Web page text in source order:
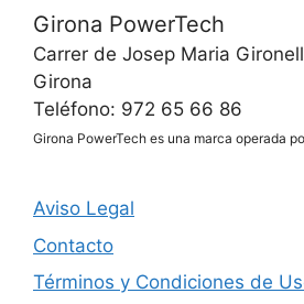
Girona PowerTech
Carrer de Josep Maria
Girona
Teléfono: 972 65 66 86
Girona PowerTech es una marca operada
Aviso Legal
Contacto
Términos y Condiciones de